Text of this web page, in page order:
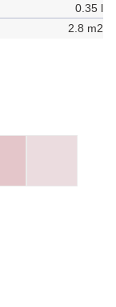
0.35 l
2.8 m2